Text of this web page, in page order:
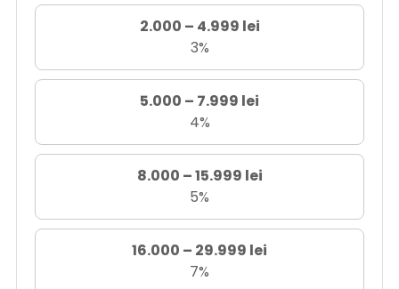
2.000 – 4.999 lei
3%
5.000 – 7.999 lei
4%
8.000 – 15.999 lei
5%
16.000 – 29.999 lei
7%